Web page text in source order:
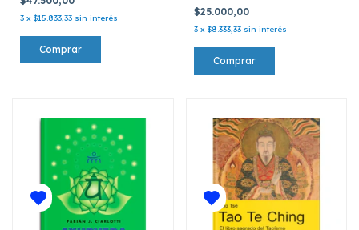
3 x $15.833,33 sin interés
$25.000,00
3 x $8.333,33 sin interés